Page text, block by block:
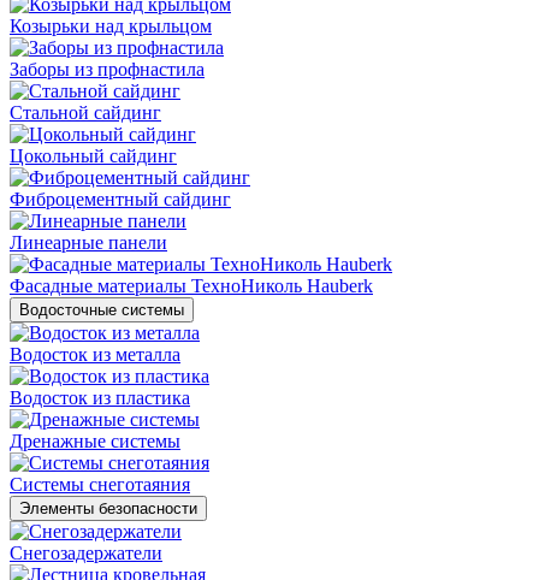
Козырьки над крыльцом
Заборы из профнастила
Стальной сайдинг
Цокольный сайдинг
Фиброцементный сайдинг
Линеарные панели
Фасадные материалы ТехноНиколь Hauberk
Водосточные системы
Водосток из металла
Водосток из пластика
Дренажные системы
Системы снеготаяния
Элементы безопасности
Снегозадержатели